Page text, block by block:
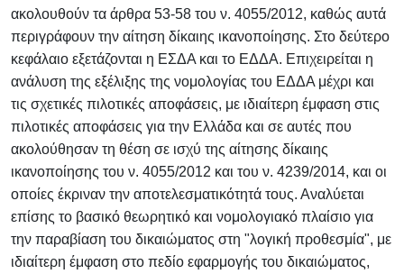
ακολουθούν τα άρθρα 53-58 του ν. 4055/2012, καθώς αυτά
περιγράφουν την αίτηση δίκαιης ικανοποίησης. Στο δεύτερο
κεφάλαιο εξετάζονται η ΕΣΔΑ και το ΕΔΔΑ. Επιχειρείται η
ανάλυση της εξέλιξης της νομολογίας του ΕΔΔΑ μέχρι και
τις σχετικές πιλοτικές αποφάσεις, με ιδιαίτερη έμφαση στις
πιλοτικές αποφάσεις για την Ελλάδα και σε αυτές που
ακολούθησαν τη θέση σε ισχύ της αίτησης δίκαιης
ικανοποίησης του ν. 4055/2012 και του ν. 4239/2014, και οι
οποίες έκριναν την αποτελεσματικότητά τους. Αναλύεται
επίσης το βασικό θεωρητικό και νομολογιακό πλαίσιο για
την παραβίαση του δικαιώματος στη "λογική προθεσμία", με
ιδιαίτερη έμφαση στο πεδίο εφαρμογής του δικαιώματος,